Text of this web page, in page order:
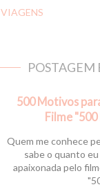
VIAGENS
POSTAGEM
500 Motivos
Filme "500
Quem me conhece
sabe o quanto
apaixonada pelo